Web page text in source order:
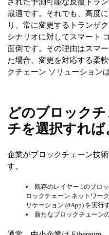
最適です。それでも、高度
り、常に変更するトランザ
シナリオに対してスマート
面倒です。その理由はスマ
た場合、変更を対応する柔
クチェーン ソリューション
どのブロック
チを選択すれば
企業がブロックチェーン技
す。
既存のレイヤー 1のブロ
ロックチェーン ネットワー
リケーション (dApp) を実行
新たなブロックチェーン